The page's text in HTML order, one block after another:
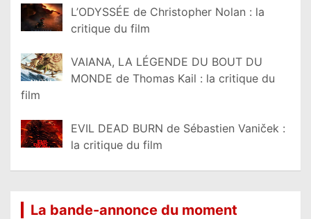
L’ODYSSÉE de Christopher Nolan : la
critique du film
VAIANA, LA LÉGENDE DU BOUT DU
MONDE de Thomas Kail : la critique du
film
EVIL DEAD BURN de Sébastien Vaniček :
la critique du film
La bande-annonce du moment